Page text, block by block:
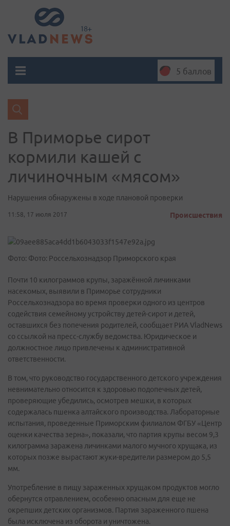
5 баллов
В Приморье сирот
кормили кашей с
личиночным «мясом»
Нарушения обнаружены в ходе плановой проверки
11:58, 17 июля 2017 Происшествия
Фото: Фото: Россельхознадзор Приморского края
Почти 10 килограммов крупы, заражённой личинками
насекомых, выявили в Приморье сотрудники
Россельхознадзора во время проверки одного из центров
содействия семейному устройству детей-сирот и детей,
оставшихся без попечения родителей, сообщает РИА VladNews
со ссылкой на пресс-службу ведомства. Юридическое и
должностное лицо привлечены к административной
ответственности.
В том, что руководство государственного детского учреждения
невнимательно относится к здоровью подопечных детей,
проверяющие убедились, осмотрев мешки, в которых
содержалась пшенка алтайского производства. Лабораторные
испытания, проведенные Приморским филиалом ФГБУ «Центр
оценки качества зерна», показали, что партия крупы весом 9,3
килограмма заражена личинками малого мучного хрущака, из
которых позже вырастают жуки-вредители размером до 5,5
мм.
Употребление в пищу зараженных хрущаком продуктов могло
обернутся отравлением, особенно опасным для еще не
окрепших детских организмов. Партия зараженного пшена
была исключена из оборота и уничтожена.